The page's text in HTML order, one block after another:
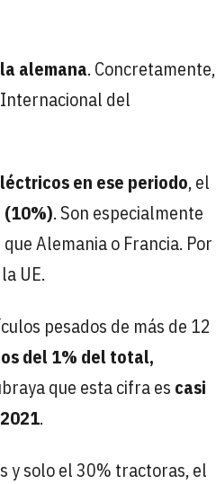
alemana. Concretamente,
del
en ese periodo, el
(10%). Son especialmente
Alemania o Francia. Por
UE.
pesados de más de 12
del 1% del total,
que esta cifra es casi
.
y solo el 30% tractoras, el